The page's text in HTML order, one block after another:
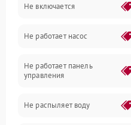
Нагрев
Вода
Гигиена
Программное обеспечение
Не включается
Не работает насос
Не работает панель
управления
Не распыляет воду